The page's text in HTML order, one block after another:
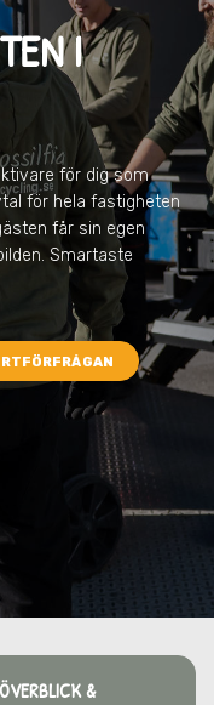
I
för dig som
för hela fastigheten
får sin egen
Smartaste
&